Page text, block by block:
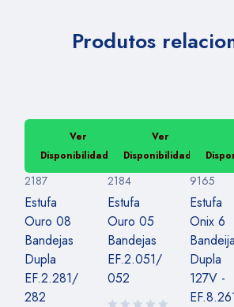
Produtos
Ver
Disponibilidade
2187
Estufa
Ouro 08
Bandejas
Dupla
EF.2.281/
282
Ver
Disponibilidade
2184
Estufa
Ouro 05
Bandejas
EF.2.051/
052
9165
Estufa
Onix 6
Dupla
127V -